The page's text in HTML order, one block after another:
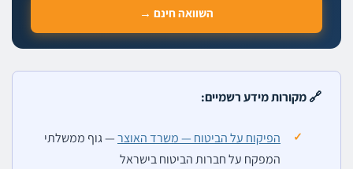
השוואה חינם →
🔗 מקורות מידע רשמיים:
הפיקוח על הביטוח — משרד האוצר— גוף ממשלתי
המפקח על חברות הביטוח בישראל